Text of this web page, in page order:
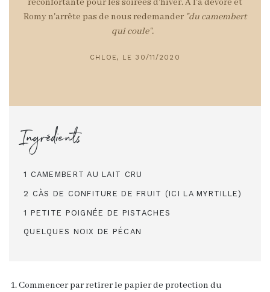
réconfortante pour les soirées d'hiver. A l'a dévoré et
Romy n'arrête pas de nous redemander "du camembert
qui coule".
CHLOE, LE 30/11/2020
Ingrédients
1 CAMEMBERT AU LAIT CRU
2 CÀS DE CONFITURE DE FRUIT (ICI LA MYRTILLE)
1 PETITE POIGNÉE DE PISTACHES
QUELQUES NOIX DE PÉCAN
Commencer par retirer le papier de protection du